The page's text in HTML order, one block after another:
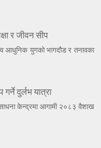
र जीवन सीप
आधुनिक युगको भागदौड र तनावका
दुर्लभ यात्रा
केन्द्रमा आगामी २०८३ वैशाख